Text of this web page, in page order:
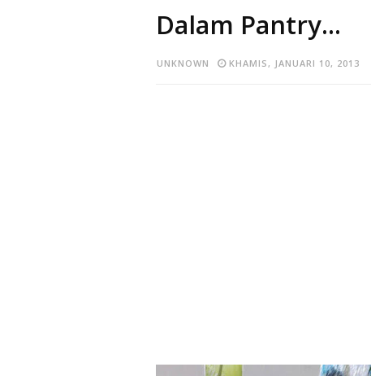
Dalam Pantry...
UNKNOWN KHAMIS, JANUARI 10, 2013